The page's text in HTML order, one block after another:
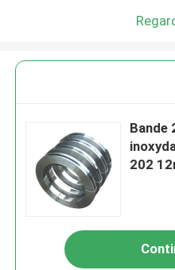
Bande
202